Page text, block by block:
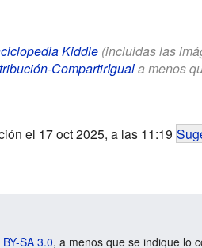
Kiddle(incluidas las
CompartirIguala menos
el 17 oct 2025, a las 11:19
SA 3.0, a menos que se indique lo